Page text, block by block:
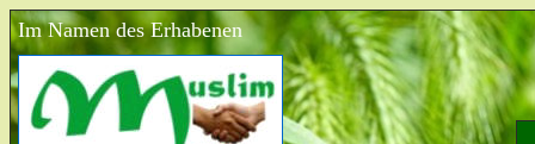
Im Namen des Erhabenen